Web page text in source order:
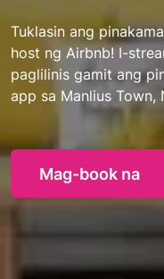
Tuklasin ang
host ng Airbnb! I-
paglilinis gamit ang
app sa Manlius Town,
Mag-book na